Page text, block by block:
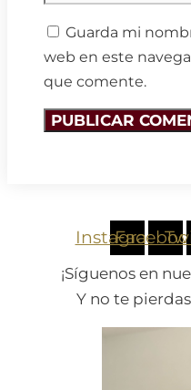
Guarda mi
web en este
que comente.
Instagram
¡Síguenos en nue
Y no te pierdas